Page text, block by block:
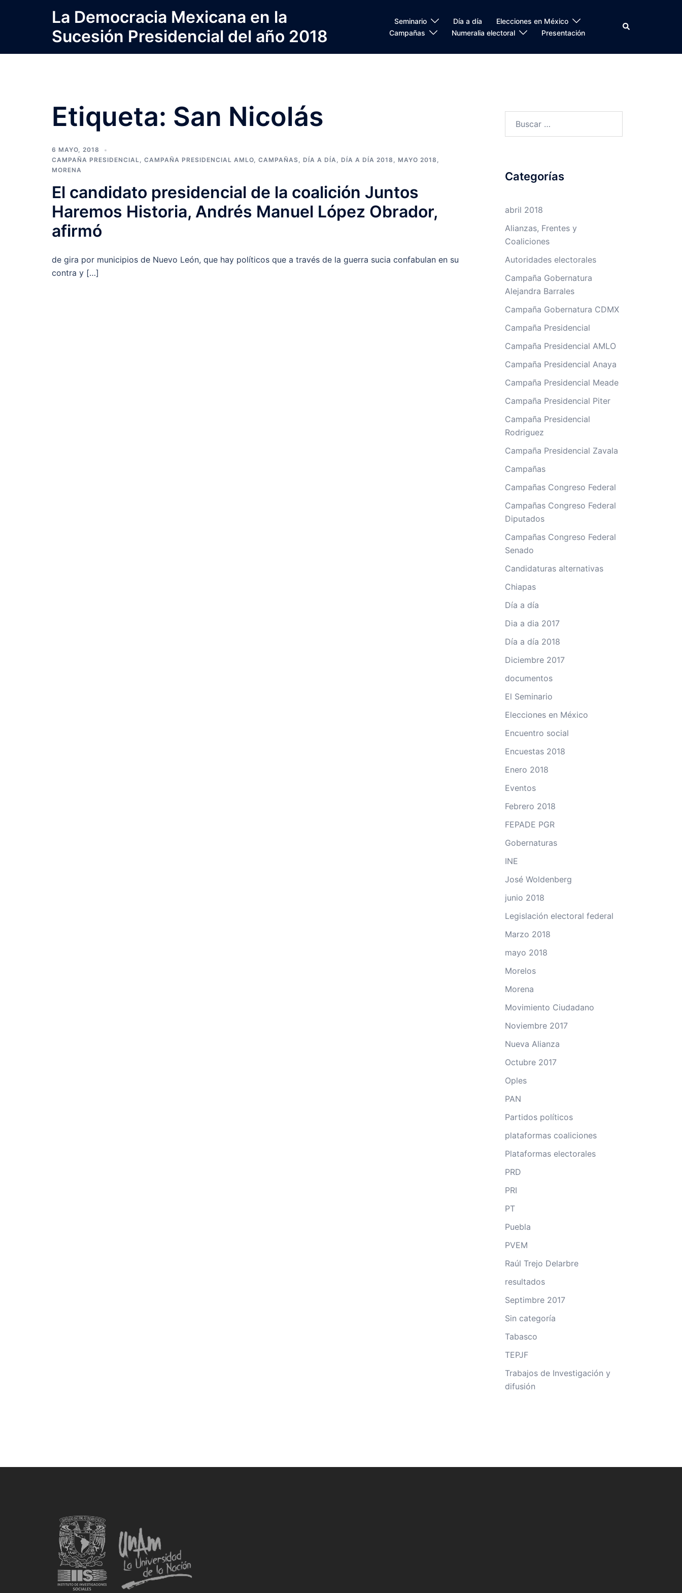
La Democracia Mexicana en la
Sucesión Presidencial del año 2018
Seminario Día a día
Elecciones en México
Campañas
Numeralia electoral Presentación
Search
Etiqueta: San Nicolás
6 MAYO, 2018
CAMPAÑA PRESIDENCIAL, CAMPAÑA PRESIDENCIAL AMLO, CAMPAÑAS, DÍA A DÍA, DÍA A DÍA 2018 , MAYO 2018 ,
MORENA
El candidato presidencial de la coalición Juntos
Haremos Historia, Andrés Manuel López Obrador,
afirmó
de gira por municipios de Nuevo León, que hay políticos que a través de la guerra sucia confabulan en su
contra y […]
Categorías
abril 2018
Alianzas, Frentes y
Coaliciones
Autoridades electorales
Campaña Gobernatura
Alejandra Barrales
Campaña Gobernatura CDMX
Campaña Presidencial
Campaña Presidencial AMLO
Campaña Presidencial Anaya
Campaña Presidencial Meade
Campaña Presidencial Piter
Campaña Presidencial
Rodriguez
Campaña Presidencial Zavala
Campañas
Campañas Congreso Federal
Campañas Congreso Federal
Diputados
Campañas Congreso Federal
Senado
Candidaturas alternativas
Chiapas
Día a día
Dia a dia 2017
Día a día 2018
Diciembre 2017
documentos
El Seminario
Elecciones en México
Encuentro social
Encuestas 2018
Enero 2018
Eventos
Febrero 2018
FEPADE PGR
Gobernaturas
INE
José Woldenberg
junio 2018
Legislación electoral federal
Marzo 2018
mayo 2018
Morelos
Morena
Movimiento Ciudadano
Noviembre 2017
Nueva Alianza
Octubre 2017
Oples
PAN
Partidos políticos
plataformas coaliciones
Plataformas electorales
PRD
PRI
PT
Puebla
PVEM
Raúl Trejo Delarbre
resultados
Septimbre 2017
Sin categoría
Tabasco
TEPJF
Trabajos de Investigación y
difusión